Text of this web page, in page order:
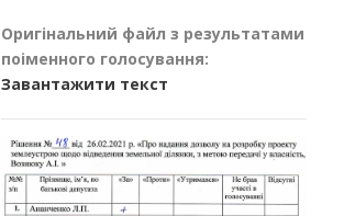
Оригінальний файл з результатами
поіменного голосування:
Завантажити текст